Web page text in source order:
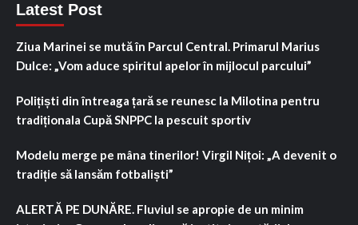
Latest Post
Ziua Marinei se mută în Parcul Central. Primarul Marius
Dulce: „Vom aduce spiritul apelor în mijlocul parcului”
Polițiști din întreaga țară se reunesc la Milotina pentru
tradiționala Cupă SNPPC la pescuit sportiv
Modelu merge pe mâna tinerilor! Virgil Nițoi: „A devenit o
tradiție să lansăm fotbaliști”
ALERTĂ PE DUNĂRE. Fluviul se apropie de un minim